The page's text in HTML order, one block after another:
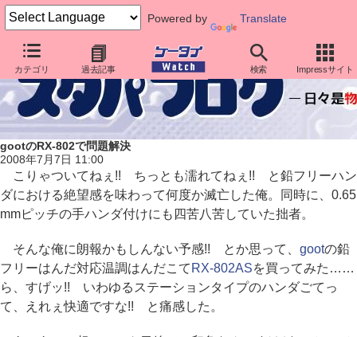
Powered by Translate
カテゴリ 過去記事 検索 Impressサイト
gootのRX-802で問題解決
2008年7月7日 11:00
こりゃついてねぇ!! ちっとも濡れてねぇ!! と鉛フリーハン
ダにおける絶望感を味わって何度か滅亡した俺。同時に、0.65
mmピッチの手ハンダ付けにも四苦八苦していた拙者。
そんな俺に朗報かもしんない予感!! とか思って、 gootの鉛
フリーはんだ対応温調はんだこて RX-802ASを買ってみた……
ら、すげッ!! いわゆるステーションタイプのハンダごてっ
て、えれぇ快適ですな!! と痛感した。